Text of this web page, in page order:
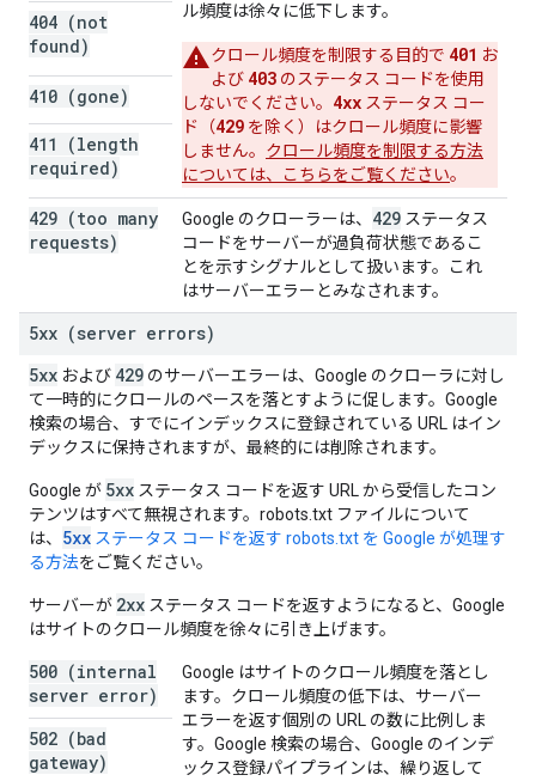
ル頻度は徐々に低下します。
クロール頻度を制限する目的で 401 お
よび 403 のステータス コードを使用
しないでください。 4xx ステータス コー
ド（429 を除く）はクロール頻度に影響
しません。 クロール頻度を制限する方法
については、こちらをご覧ください。
404 (not
found)
410 (gone)
411 (length
required)
429 (too many
requests)
Google のクローラーは、 429 ステータス
コードをサーバーが過負荷状態であるこ
とを示すシグナルとして扱います。これ
はサーバーエラーとみなされます。
5xx (server errors)
5xx および 429 のサーバーエラーは、Google のクローラに対し
て一時的にクロールのペースを落とすように促します。Google
検索の場合、すでにインデックスに登録されている URL はイン
デックスに保持されますが、最終的には削除されます。
Google が 5xx ステータス コードを返す URL から受信したコン
テンツはすべて無視されます。robots.txt ファイルについて
は、 5xx ステータス コードを返す robots.txt を Google が処理す
る方法をご覧ください。
サーバーが 2xx ステータス コードを返すようになると、Google
はサイトのクロール頻度を徐々に引き上げます。
500 (internal
server error)
Google はサイトのクロール頻度を落とし
ます。クロール頻度の低下は、サーバー
エラーを返す個別の URL の数に比例しま
す。Google 検索の場合、Google のインデ
ックス登録パイプラインは、繰り返して
502 (bad
gateway)